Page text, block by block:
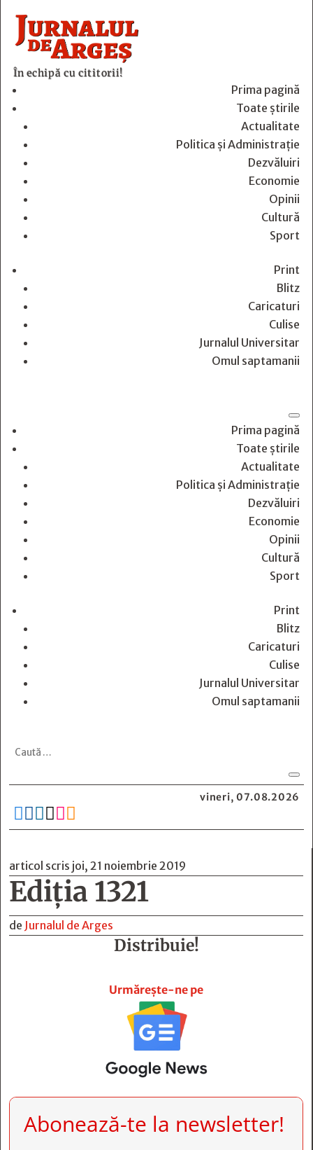
În echipă cu cititorii!
Prima pagină
Toate știrile
Actualitate
Politica și Administrație
Dezvăluiri
Economie
Opinii
Cultură
Sport
Print
Blitz
Caricaturi
Culise
Jurnalul Universitar
Omul saptamanii
Prima pagină
Toate știrile
Actualitate
Politica și Administrație
Dezvăluiri
Economie
Opinii
Cultură
Sport
Print
Blitz
Caricaturi
Culise
Jurnalul Universitar
Omul saptamanii
vineri, 07.08.2026
     
articol scris joi, 21 noiembrie 2019
Ediția 1321
de Jurnalul de Arges
Distribuie!
Urmărește-ne pe
Abonează-te la newsletter!